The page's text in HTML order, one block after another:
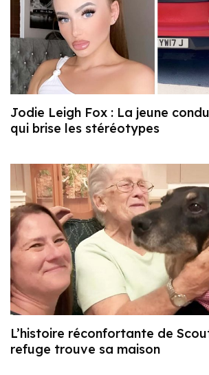
Jodie Leigh Fox : La jeune
qui brise les stéréotypes
L’histoire réconfortante de
refuge trouve sa maison